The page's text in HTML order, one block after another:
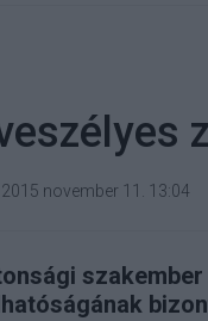
2015 november 11. 13:04